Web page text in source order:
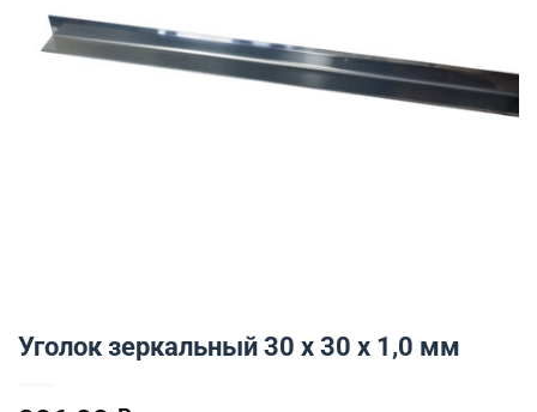
Уголок зеркальный 30 x 30 x 1,0 мм